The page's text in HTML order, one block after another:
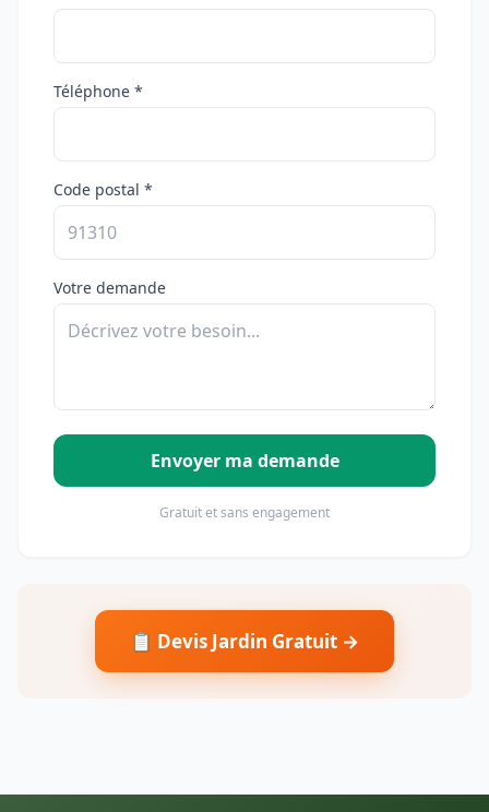
Téléphone *
Code postal *
Votre demande
Envoyer ma demande
Gratuit et sans engagement
📋 Devis Jardin Gratuit →